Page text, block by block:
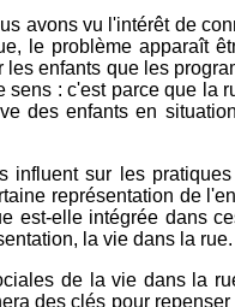
avons vu l'intérêt de
le problème apparaît
enfants que les
: c'est parce que la
des enfants en
sur les
représentation de
elle intégrée dans
la vie dans la rue.
de la vie dans la
des clés pour